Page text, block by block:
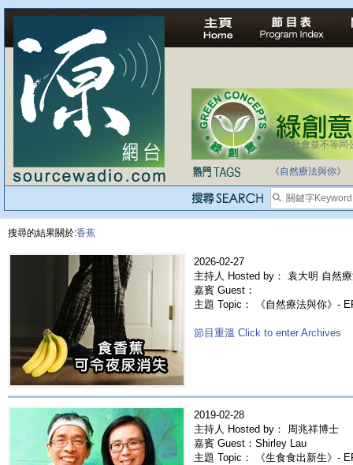
法治社會並不等同
自家教育合法化-
《自然療法與你》
搜尋的結果關於:香蕉
2026-02-27
主持人 Hosted by： 袁大明 自然
嘉賓 Guest：
主題 Topic： 《自然療法與你》-
節目重溫 Click to enter Archives
2019-02-28
主持人 Hosted by： 周兆祥博士
嘉賓 Guest：Shirley Lau
主題 Topic： 《生食食出新生》-